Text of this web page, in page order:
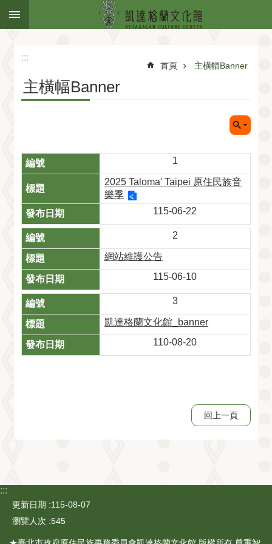
跳到主要內容區塊
:::
首頁 主橫幅Banner
主橫幅Banner
1
2025 Taloma' Taipei 原住民族音
樂季
115-06-22
2
網站維護公告
115-06-10
3
凱達格蘭文化館_banner
110-08-20
回上一頁
:::
更新日期
115-08-07
瀏覽人次 545